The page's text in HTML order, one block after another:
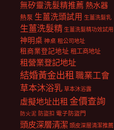
無矽靈洗髮精推薦 熱水器
熱泵 生薑洗頭試用 生薑洗髮乳
生薑洗髮精 生薑洗髮精功效試用
神明桌 神桌 租公司地址
租商業登記地址 租工商地址
租營業登記地址
結婚黃金出租職業工會
草本沐浴乳 草本沐浴露
虛擬地址出租 金價查詢
防火泥 防盜扣 電子防盜門
頭皮深層清潔 頭皮深層清潔推薦